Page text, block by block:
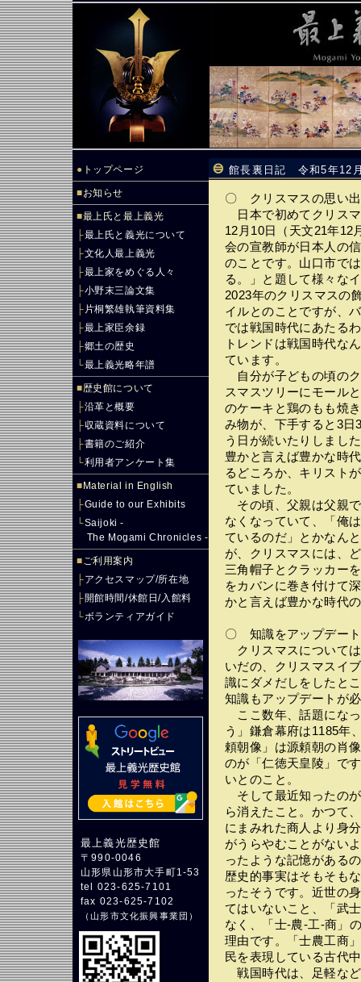
● トップページ
■お知らせ
■最上氏と最上義光
├最上氏と義光について
├文化人最上義光
├最上家をめぐる人々
├小野末三論文集
├ 片桐繁雄執筆資料集
├最上家臣余録
├郷土の歴史
└最上義光略年譜
■歴史館について
├沿革と概要
├収蔵資料について
├書籍のご紹介
└利用者アンケート集
■ Material in English
├Guide to our Exhibits
└Saijoki -
The Mogami Chronicles -
■ご利用案内
├アクセスマップ/所在地
├開館時間/休館日/入館料
└ボランティアガイド
最上義光歴史館
〒990-0046
山形県山形市大手町1-53
tel 023-625-7101
fax 023-625-7102
（山形市文化振興事業団 ）
館長裏日記 令和5年12
〇 クリスマスの思い出
日本で初めてクリス
12月10日（天文21年12
会の宣教師が日本人の
のことです。山口市で
る。」と題して様々な
2023年のクリスマスの
イルとのことですが、
では戦国時代にあたる
トレンドは戦国時代な
ています。
自分が子どもの頃の
スマスツリーにモール
のケーキと鶏のもも焼
み物が、下手すると3日
う日が続いたりしまし
豊かと言えば豊かな時
るどころか、キリスト
ていました。
その頃、父親は父親
なくなっていて、「俺
ているのだ」とかなん
が、クリスマスには、
三角帽子とクラッカー
をカバンに巻き付けて
かと言えば豊かな時代
〇 知識をアップデー
クリスマスについて
いだの、クリスマスイ
識にダメだしをしたと
知識もアップデートが
ここ数年、話題にな
う」鎌倉幕府は1185年
頼朝像」は源頼朝の肖
のが「仁徳天皇陵」で
いとのこと。
そして最近知ったの
ら消えたこと。かつて
にまみれた商人より身
がうらやむことがない
ったような記憶がある
歴史的事実はそもそも
ったそうです。近世の
てはいないこと、「武
なく、「士-農-工-商」
理由です。「士農工商
民を表現している古代
戦国時代は、足軽な